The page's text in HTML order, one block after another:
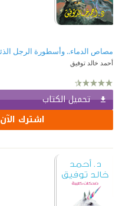
أحمد خالد توفيق
تحميل الكتاب
اشترك الآن